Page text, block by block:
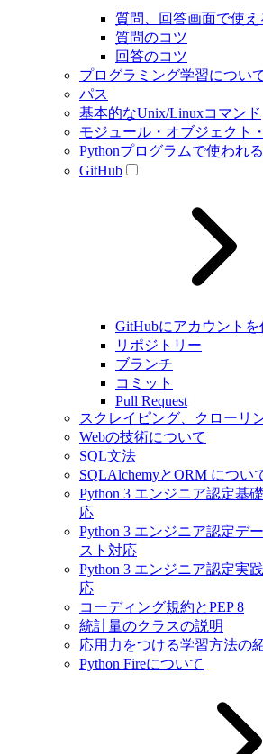
質問、回答画面で使え
質問のコツ
回答のコツ
プログラミング学習につい
パス
基本的なUnix/Linuxコマンド
モジュール・オブジェクト
Pythonプログラムで使われ
GitHub
GitHubにアカウントを
リポジトリー
ブランチ
コミット
Pull Request
スクレイピング、クローリ
Webの技術について
SQL文法
SQLAlchemyとORM につい
Python 3 エンジニア認定基
応
Python 3 エンジニア認定デ
スト対応
Python 3 エンジニア認定実
応
コーディング規約とPEP 8
統計量のクラスの説明
応用力をつける学習方法の
Python Fireについて